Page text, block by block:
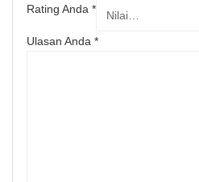
Rating Anda *
Ulasan Anda *